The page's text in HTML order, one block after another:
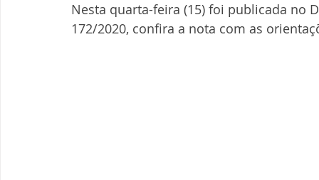
Nesta quarta-feira (15) foi publicada no
172/2020, confira a nota com as